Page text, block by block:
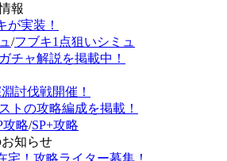
報
が実装！
/フブキ1点狙いシミュ
チャ解説を掲載中！
討伐戦開催！
トの攻略編成を掲載！
攻略/SP+攻略
お知らせ
宅！攻略ライター募集！